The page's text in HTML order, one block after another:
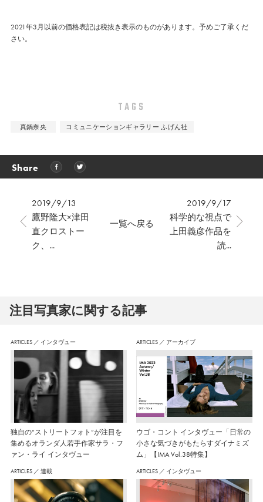
2021年3月以前の価格表記は税抜き表示のものがあります。予めご了承くだ
さい。
TAGS
真鍋奈央 コミュニケーションギャラリー ふげん社
Share
2019/9/13
鷹野隆大×津田
直クロストー
ク、...
2019/9/17
科学的な視点で
上田義彦作品を
読...
一覧へ戻る
注⽬写真家に関する記事
ARTICLES ／ インタヴュー
独自の“ストリートフォト”が注目を
集めるオランダ人若手作家サラ・フ
ァン・ライ インタヴュー
ARTICLES ／ アーカイブ
ウゴ・コント インタヴュー「日常の
小さな気づきがもたらすダイナミズ
ム」【IMA Vol.38特集】
ARTICLES ／ 連載 ARTICLES ／ インタヴュー